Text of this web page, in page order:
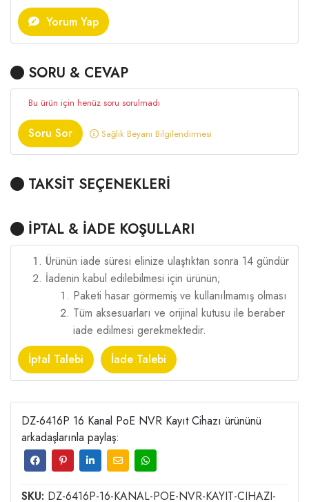
Yorum Yap
SORU & CEVAP
Bu ürün için henüz soru sorulmadı
Soru Sor Sağlık Beyanı Bilgilendirmesi
TAKSİT SEÇENEKLERİ
İPTAL & İADE KOŞULLARI
Ürünün iade süresi elinize ulaştıktan sonra 14 gündür
İadenin kabul edilebilmesi için ürünün;
Paketi hasar görmemiş ve kullanılmamış olması
Tüm aksesuarları ve orijinal kutusu ile beraber
iade edilmesi gerekmektedir.
İptal Talebi
İade Talebi
DZ-6416P 16 Kanal PoE NVR Kayıt Cihazı ürününü
arkadaşlarınla paylaş:
SKU: DZ-6416P-16-KANAL-POE-NVR-KAYIT-CIHAZI-